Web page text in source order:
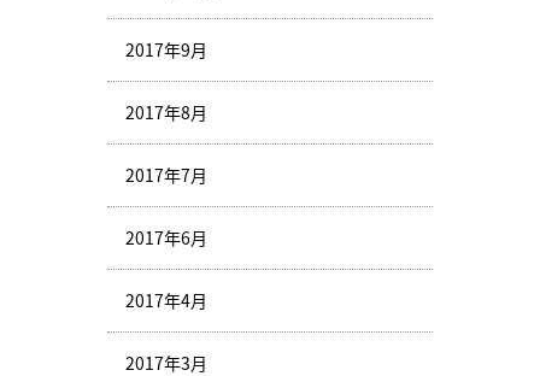
2017年9月
2017年8月
2017年7月
2017年6月
2017年4月
2017年3月